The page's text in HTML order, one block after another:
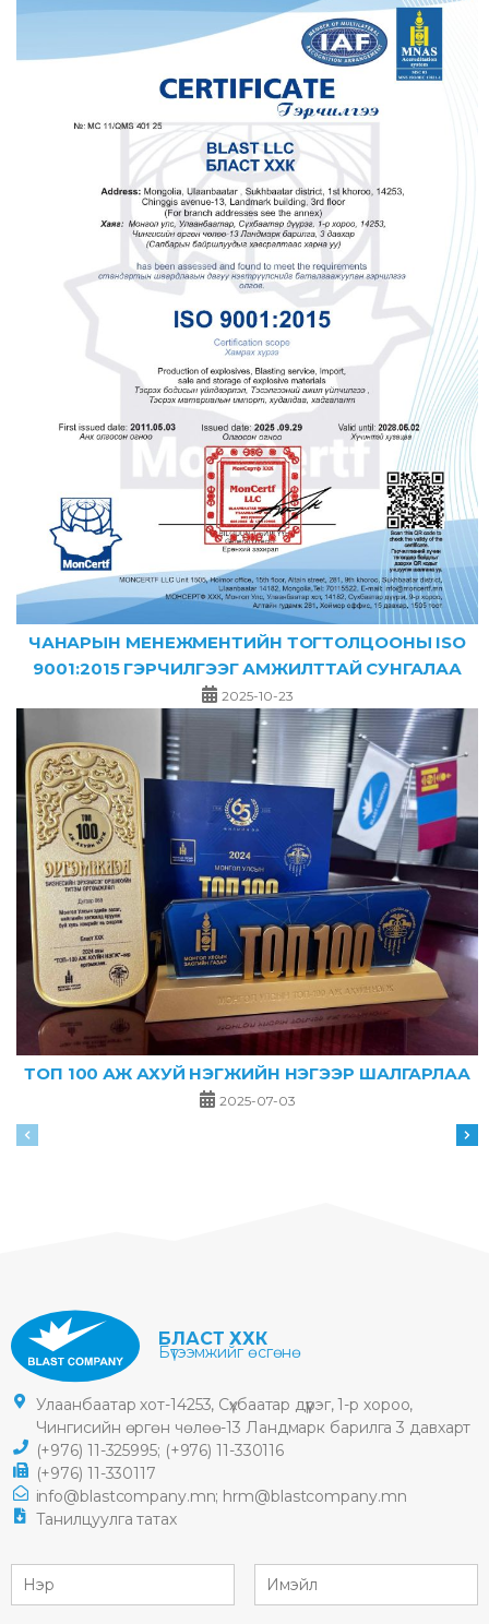
ЧАНАРЫН МЕНЕЖМЕНТИЙН ТОГТОЛЦООНЫ ISO
9001:2015 ГЭРЧИЛГЭЭГ АМЖИЛТТАЙ СУНГАЛАА
2025-10-23
ТОП 100 АЖ АХУЙ НЭГЖИЙН НЭГЭЭР ШАЛГАРЛАА
2025-07-03
БЛАСТ ХХК
Бүтээмжийг өсгөнө
Улаанбаатар хот-14253, Сүхбаатар дүүрэг, 1-р хороо,
Чингисийн өргөн чөлөө-13 Ландмарк барилга 3 давхарт
(+976) 11-325995; (+976) 11-330116
(+976) 11-330117
info@blastcompany.mn; hrm@blastcompany.mn
Танилцуулга татах